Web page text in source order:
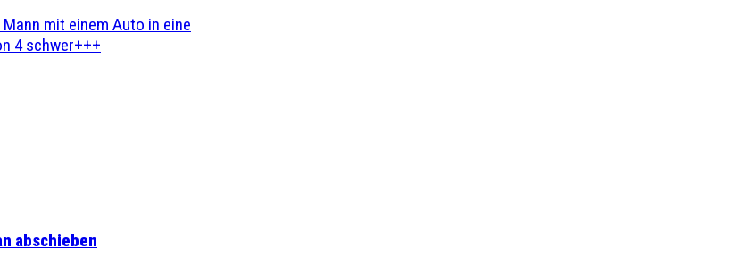
mit einem Auto in eine
4 schwer+++
abschieben